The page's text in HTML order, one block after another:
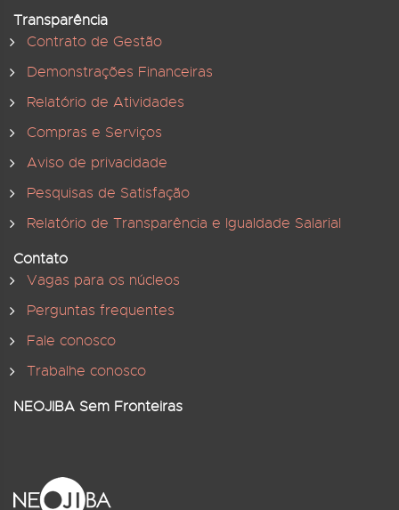
Transparência
Contrato de Gestão
Demonstrações Financeiras
Relatório de Atividades
Compras e Serviços
Aviso de privacidade
Pesquisas de Satisfação
Relatório de Transparência e Igualdade Salarial
Contato
Vagas para os núcleos
Perguntas frequentes
Fale conosco
Trabalhe conosco
NEOJIBA Sem Fronteiras